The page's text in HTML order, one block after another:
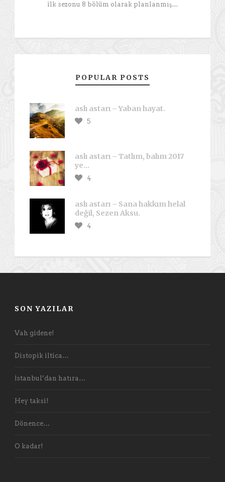
ilk sezonu 8 bölüm olarak planlanmış....
POPULAR POSTS
aslı astarı – Yaban hayat.
5
aslı astarı – Tatlım, balım 2017
ye…
4
aslı astarı – Sana hakkım helal
değil, Sezen Aksu.
4
SON YAZILAR
Vah gidene!
Distopik iltica…
İstanbul’dan hatıra…
Hey taksi!
Dönence…
O kadar!